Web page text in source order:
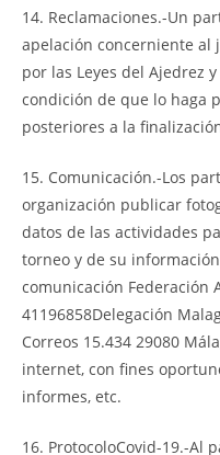
14. Reclamaciones.-Un
apelación concerniente al
por las Leyes del Ajedrez
condición de que lo haga
posteriores a la
15. Comunicación.-Los
organización publicar
datos de las actividades
torneo y de su
comunicación Federación
41196858Delegación
Correos 15.434 29080
internet, con fines
informes, etc.
16. ProtocoloCovid-19.-Al